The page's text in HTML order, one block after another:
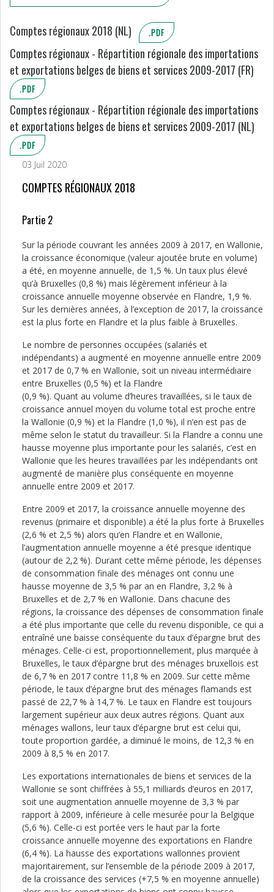
Comptes régionaux 2018 (NL) .PDF
Comptes régionaux - Répartition régionale des importations
et exportations belges de biens et services 2009-2017 (FR)
.PDF
Comptes régionaux - Répartition régionale des importations
et exportations belges de biens et services 2009-2017 (NL)
.PDF
03 Juil 2020
COMPTES RÉGIONAUX 2018
Partie 2
Sur la période couvrant les années 2009 à 2017, en Wallonie,
la croissance économique (valeur ajoutée brute en volume)
a été, en moyenne annuelle, de 1,5 %. Un taux plus élevé
qu’à Bruxelles (0,8 %) mais légèrement inférieur à la
croissance annuelle moyenne observée en Flandre, 1,9 %.
Sur les dernières années, à l’exception de 2017, la croissance
est la plus forte en Flandre et la plus faible à Bruxelles.
Le nombre de personnes occupées (salariés et
indépendants) a augmenté en moyenne annuelle entre 2009
et 2017 de 0,7 % en Wallonie, soit un niveau intermédiaire
entre Bruxelles (0,5 %) et la Flandre
(0,9 %). Quant au volume d’heures travaillées, si le taux de
croissance annuel moyen du volume total est proche entre
la Wallonie (0,9 %) et la Flandre (1,0 %), il n’en est pas de
même selon le statut du travailleur. Si la Flandre a connu une
hausse moyenne plus importante pour les salariés, c’est en
Wallonie que les heures travaillées par les indépendants ont
augmenté de manière plus conséquente en moyenne
annuelle entre 2009 et 2017.
Entre 2009 et 2017, la croissance annuelle moyenne des
revenus (primaire et disponible) a été la plus forte à Bruxelles
(2,6 % et 2,5 %) alors qu’en Flandre et en Wallonie,
l’augmentation annuelle moyenne a été presque identique
(autour de 2,2 %). Durant cette même période, les dépenses
de consommation finale des ménages ont connu une
hausse moyenne de 3,5 % par an en Flandre, 3,2 % à
Bruxelles et de 2,7 % en Wallonie. Dans chacune des
régions, la croissance des dépenses de consommation finale
a été plus importante que celle du revenu disponible, ce qui a
entraîné une baisse conséquente du taux d’épargne brut des
ménages. Celle-ci est, proportionnellement, plus marquée à
Bruxelles, le taux d’épargne brut des ménages bruxellois est
de 6,7 % en 2017 contre 11,8 % en 2009. Sur cette même
période, le taux d’épargne brut des ménages flamands est
passé de 22,7 % à 14,7 %. Le taux en Flandre est toujours
largement supérieur aux deux autres régions. Quant aux
ménages wallons, leur taux d’épargne brut est celui qui,
toute proportion gardée, a diminué le moins, de 12,3 % en
2009 à 8,5 % en 2017.
Les exportations internationales de biens et services de la
Wallonie se sont chiffrées à 55,1 milliards d’euros en 2017,
soit une augmentation annuelle moyenne de 3,3 % par
rapport à 2009, inférieure à celle mesurée pour la Belgique
(5,6 %). Celle-ci est portée vers le haut par la forte
croissance annuelle moyenne des exportations en Flandre
(6,4 %). La hausse des exportations wallonnes provient
majoritairement, sur l’ensemble de la période 2009 à 2017,
de la croissance des services (+7,5 % en moyenne annuelle)